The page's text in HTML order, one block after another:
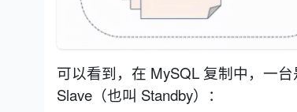
可以看到，在 MySQL 复制中，一
Slave（也叫 Standby）：